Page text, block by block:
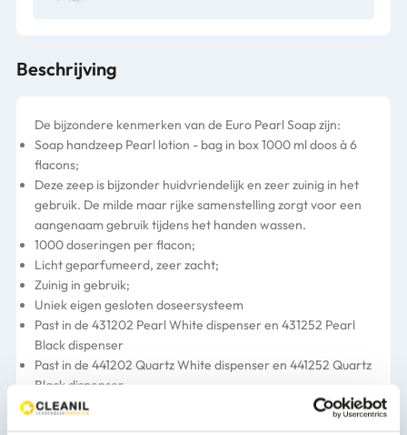
Beschrijving
De bijzondere kenmerken van de Euro Pearl Soap zijn:
Soap handzeep Pearl lotion - bag in box 1000 ml doos à 6
flacons;
Deze zeep is bijzonder huidvriendelijk en zeer zuinig in het
gebruik. De milde maar rijke samenstelling zorgt voor een
aangenaam gebruik tijdens het handen wassen.
1000 doseringen per flacon;
Licht geparfumeerd, zeer zacht;
Zuinig in gebruik;
Uniek eigen gesloten doseersysteem
Past in de 431202 Pearl White dispenser en 431252 Pearl
Black dispenser
Past in de 441202 Quartz White dispenser en 441252 Quartz
Black dispenser